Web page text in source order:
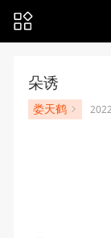
朵诱
娄天鹤